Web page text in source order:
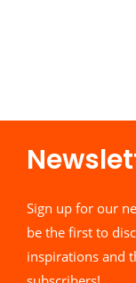
Sign up for our
be the first to
inspirations and